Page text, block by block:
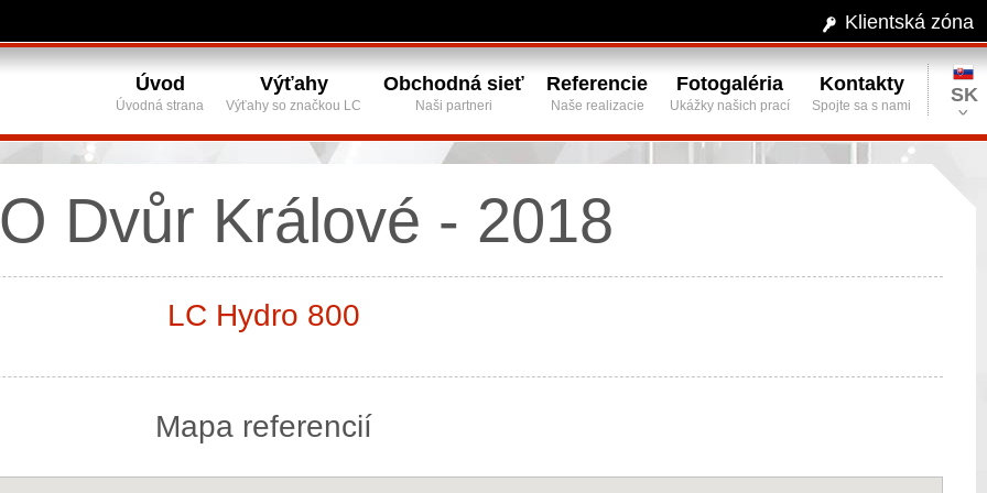
Klientská zóna
SK
Úvod
Úvodná strana
Výťahy
Výťahy so značkou LC
Obchodná sieť
Naši partneri
Referencie
Naše realizacie
Fotogaléria
Ukážky našich prací
Kontakty
Spojte sa s nami
Dvůr Králové - 2018
LC Hydro 800
Mapa referencií